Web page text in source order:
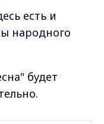
есть и
народного
будет